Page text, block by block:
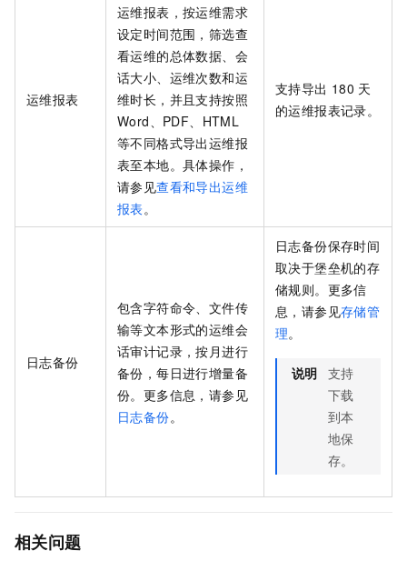
运维报表
运维报表，按运维需求
设定时间范围，筛选查
看运维的总体数据、会
话大小、运维次数和运
维时长，并且支持按照
Word、PDF、HTML
等不同格式导出运维报
表至本地。具体操作，
请参见查看和导出运维
报表 。
支持导出 180 天
的运维报表记录。
日志备份
包含字符命令、文件传
输等文本形式的运维会
话审计记录，按月进行
备份，每日进行增量备
份。更多信息，请参见
日志备份。
日志备份保存时间
取决于堡垒机的存
储规则。更多信
息，请参见存储管
理。
说明 支持
下载
到本
地保
存。
相关问题